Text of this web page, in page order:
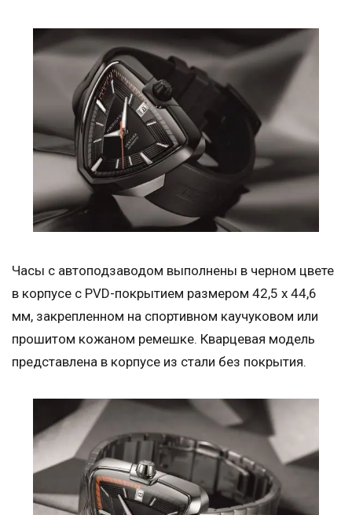
Часы с автоподзаводом выполнены в черном цвете
в корпусе с PVD-покрытием размером 42,5 x 44,6
мм, закрепленном на спортивном каучуковом или
прошитом кожаном ремешке. Кварцевая модель
представлена в корпусе из стали без покрытия.